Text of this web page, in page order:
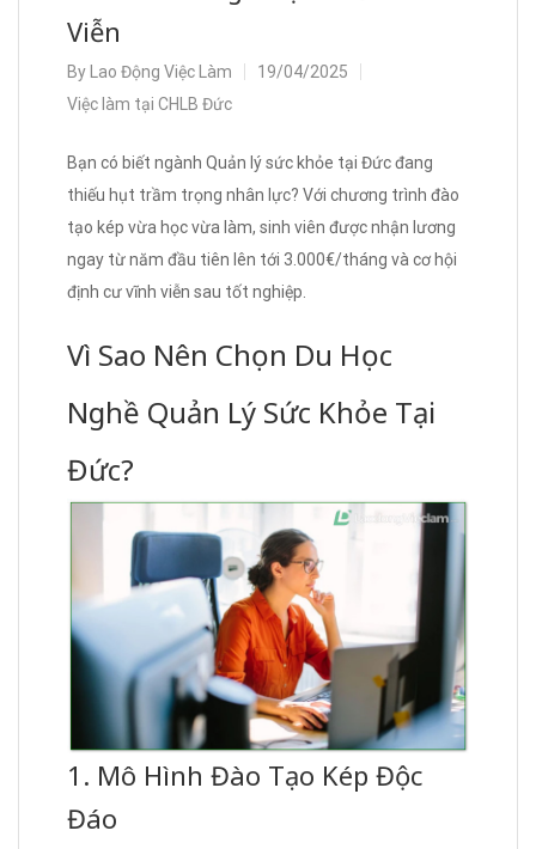
Viễn
By Lao Động Việc Làm
19/04/2025
Việc làm tại CHLB Đức
Bạn có biết ngành Quản lý sức khỏe tại Đức đang
thiếu hụt trầm trọng nhân lực? Với chương trình đào
tạo kép vừa học vừa làm, sinh viên được nhận lương
ngay từ năm đầu tiên lên tới 3.000€/tháng và cơ hội
định cư vĩnh viễn sau tốt nghiệp.
Vì Sao Nên Chọn Du Học
Nghề Quản Lý Sức Khỏe Tại
Đức?
1. Mô Hình Đào Tạo Kép Độc
Đáo